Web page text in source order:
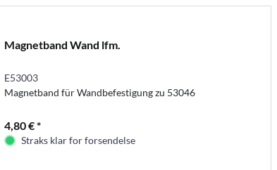
Magnetband Wand lfm.
E53003
Magnetband für Wandbefestigung zu 53046
4,80 € *
Straks klar for forsendelse